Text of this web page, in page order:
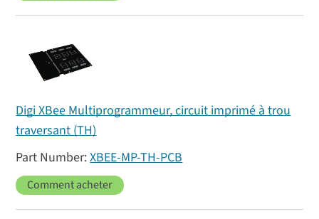
Digi XBee Multiprogrammeur, circuit imprimé à trou
traversant (TH)
XBEE-MP-TH-PCB
Comment acheter